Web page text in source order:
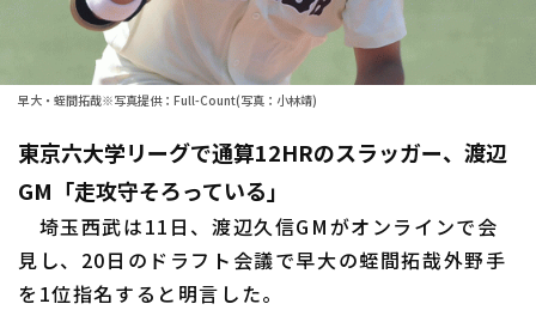
ファーム東地区
ファーム中地区
ファーム西地区
交流戦
選手名鑑
選手名鑑トップ
北海道日本ハムファイターズ
東北楽天ゴールデンイーグルス
埼玉西武ライオンズ
千葉ロッテマリーンズ
ニュース
設定
早大・蛭間拓哉※写真提供：Full-Count(写真：小林靖)
東京六大学リーグで通算12HRのスラッガー、渡辺
GM「走攻守そろっている」
埼玉西武は11日、渡辺久信GMがオンラインで会
見し、20日のドラフト会議で早大の蛭間拓哉外野手
を1位指名すると明言した。